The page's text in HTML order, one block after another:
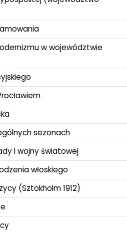
w województwie
sezonach
I wojny światowej
włoskiego
(Sztokholm 1912)